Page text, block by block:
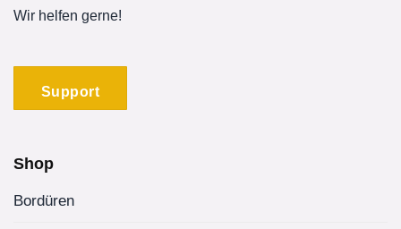
Wir helfen gerne!
Support
Shop
Bordüren